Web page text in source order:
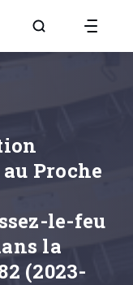
Aller à la page
Proche
le-feu
la
(2023-